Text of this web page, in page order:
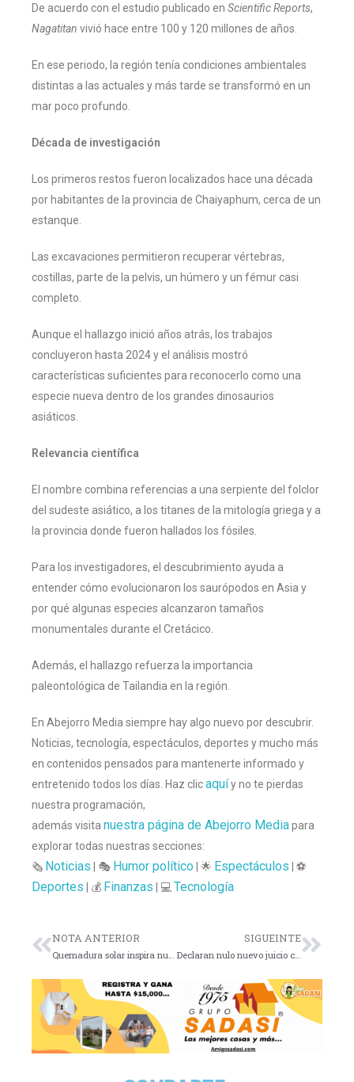
De acuerdo con el estudio publicado en Scientific Reports,
Nagatitan vivió hace entre 100 y 120 millones de años.
En ese periodo, la región tenía condiciones ambientales
distintas a las actuales y más tarde se transformó en un
mar poco profundo.
Década de investigación
Los primeros restos fueron localizados hace una década
por habitantes de la provincia de Chaiyaphum, cerca de un
estanque.
Las excavaciones permitieron recuperar vértebras,
costillas, parte de la pelvis, un húmero y un fémur casi
completo.
Aunque el hallazgo inició años atrás, los trabajos
concluyeron hasta 2024 y el análisis mostró
características suficientes para reconocerlo como una
especie nueva dentro de los grandes dinosaurios
asiáticos.
Relevancia científica
El nombre combina referencias a una serpiente del folclor
del sudeste asiático, a los titanes de la mitología griega y a
la provincia donde fueron hallados los fósiles.
Para los investigadores, el descubrimiento ayuda a
entender cómo evolucionaron los saurópodos en Asia y
por qué algunas especies alcanzaron tamaños
monumentales durante el Cretácico.
Además, el hallazgo refuerza la importancia
paleontológica de Tailandia en la región.
En Abejorro Media siempre hay algo nuevo por descubrir.
Noticias, tecnología, espectáculos, deportes y mucho más
en contenidos pensados para mantenerte informado y
entretenido todos los días. Haz clicaquíy no te pierdas
nuestra programación,
además visita nuestra página de Abejorro Mediapara
explorar todas nuestras secciones:
🗞️ Noticias | 🎭 Humor político| 🌟 Espectáculos | ⚽
Deportes | 💰 Finanzas | 💻 Tecnología
NOTA ANTERIOR SIGUEINTE
Declaran nulo nuevo juicio contra Weinstein